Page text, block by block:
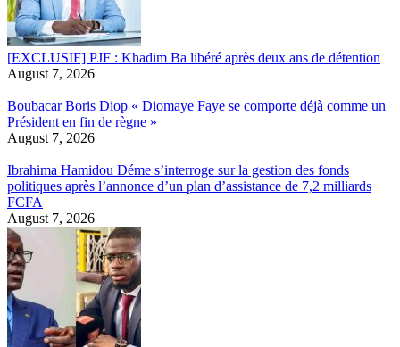
[EXCLUSIF] PJF : Khadim Ba libéré après deux ans de détention
August 7, 2026
Boubacar Boris Diop « Diomaye Faye se comporte déjà comme un
Président en fin de règne »
August 7, 2026
Ibrahima Hamidou Déme s’interroge sur la gestion des fonds
politiques après l’annonce d’un plan d’assistance de 7,2 milliards
FCFA
August 7, 2026